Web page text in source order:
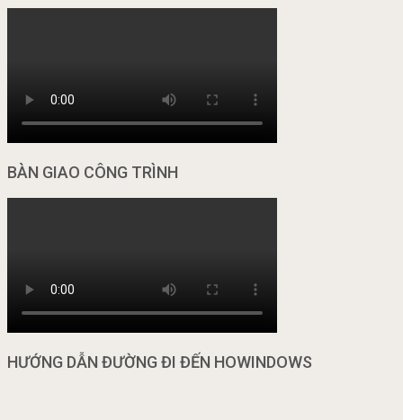
BÀN GIAO CÔNG TRÌNH
HƯỚNG DẪN ĐƯỜNG ĐI ĐẾN HOWINDOWS